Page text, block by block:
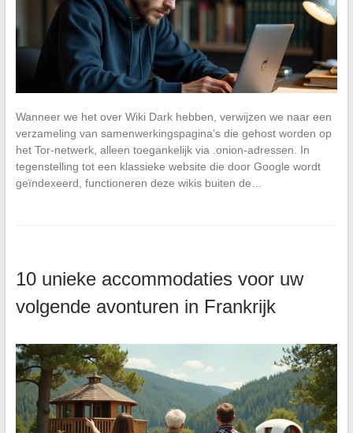
Wanneer we het over Wiki Dark hebben, verwijzen we naar een
verzameling van samenwerkingspagina’s die gehost worden op
het Tor-netwerk, alleen toegankelijk via .onion-adressen. In
tegenstelling tot een klassieke website die door Google wordt
geïndexeerd, functioneren deze wikis buiten de…
10 unieke accommodaties voor uw
volgende avonturen in Frankrijk